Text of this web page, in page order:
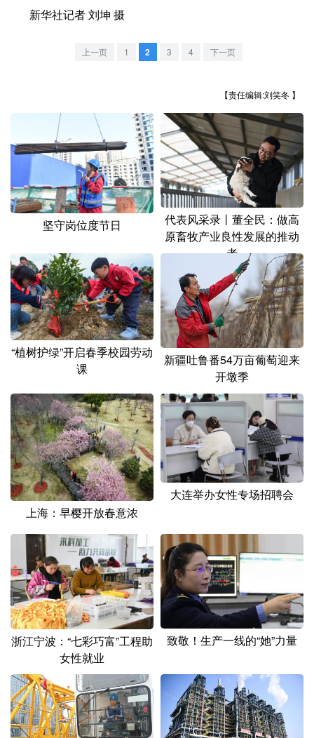
北京 天津
吉林 上海
山东 河南 湖北 湖南
广东 广西 海南 重庆
贵州 云南 西藏
陕西 甘肃 青海 宁夏
新疆 内蒙古 黑龙江
多语种频道
English Español Français عربى
Русский язык 日本語 한국어
新华社记者 刘坤 摄
上一页 1 2 3 4 下一页
【责任编辑:刘笑冬 】
坚守岗位度节日
代表风采录丨董全民：做高
原畜牧产业良性发展的推动
者
“植树护绿”开启春季校园劳动
课
新疆吐鲁番54万亩葡萄迎来
开墩季
上海：早樱开放春意浓
大连举办女性专场招聘会
浙江宁波：“七彩巧富”工程助
女性就业
致敬！生产一线的“她”力量